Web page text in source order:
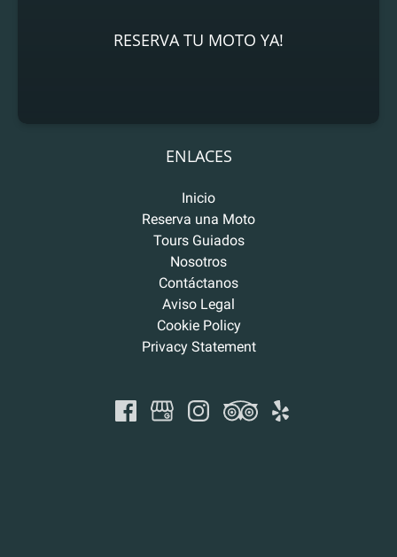
RESERVA TU MOTO YA!
ENLACES
Inicio
Reserva una Moto
Tours Guiados
Nosotros
Contáctanos
Aviso Legal
Cookie Policy
Privacy Statement